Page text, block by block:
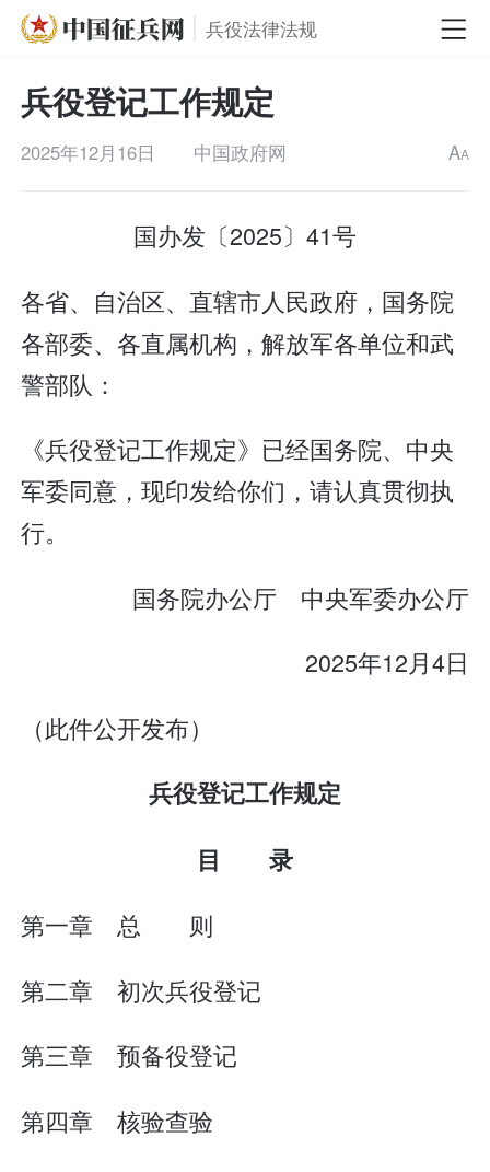
兵役法律法规
兵役登记工作规定
2025年12月16日 中国政府网 AA
国办发〔2025〕41号
各省、自治区、直辖市人民政府，国务院
各部委、各直属机构，解放军各单位和武
警部队：
《兵役登记工作规定》已经国务院、中央
军委同意，现印发给你们，请认真贯彻执
行。
国务院办公厅 中央军委办公厅
2025年12月4日
（此件公开发布）
兵役登记工作规定
目 录
第一章 总 则
第二章 初次兵役登记
第三章 预备役登记
第四章 核验查验